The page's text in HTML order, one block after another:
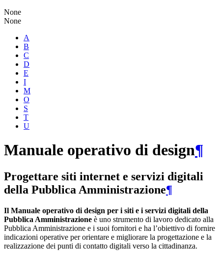
None
None
A
B
C
D
E
I
M
O
S
T
U
Manuale operativo di design¶
Progettare siti internet e servizi digitali
della Pubblica Amministrazione¶
Il Manuale operativo di design per i siti e i servizi digitali della
Pubblica Amministrazione è uno strumento di lavoro dedicato alla
Pubblica Amministrazione e i suoi fornitori e ha l’obiettivo di fornire
indicazioni operative per orientare e migliorare la progettazione e la
realizzazione dei punti di contatto digitali verso la cittadinanza.